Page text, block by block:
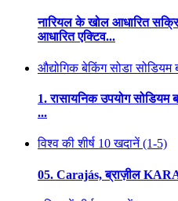
नारियल के खोल आधारित
आधारित एक्टिव...
औद्योगिक बेकिंग सोडा सोडियम
1. रासायनिक उपयोग सोडियम
...
विश्व की शीर्ष 10 खदानें (1-5)
05. Carajás, ब्राज़ील